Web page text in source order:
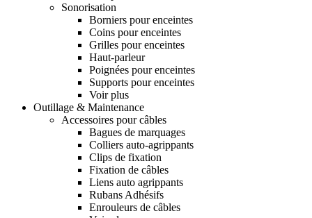
Sonorisation
Borniers pour enceintes
Coins pour enceintes
Grilles pour enceintes
Haut-parleur
Poignées pour enceintes
Supports pour enceintes
Voir plus
Outillage & Maintenance
Accessoires pour câbles
Bagues de marquages
Colliers auto-agrippants
Clips de fixation
Fixation de câbles
Liens auto agrippants
Rubans Adhésifs
Enrouleurs de câbles